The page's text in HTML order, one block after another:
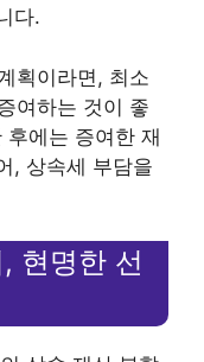
다.
획이라면, 최소
여하는 것이 좋
에는 증여한 재
, 상속세 부담을
현명한 선